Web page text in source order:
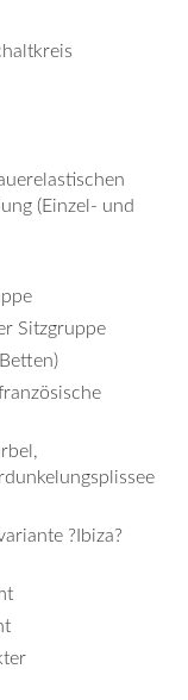
(Einzel- und
Sitzgruppe
?Ibiza?